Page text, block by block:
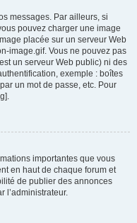
messages. Par ailleurs, si
pouvez charger une image
placée sur un serveur Web
image.gif. Vous ne pouvez pas
un serveur Web public) ni des
exemple : boîtes
un mot de passe, etc. Pour
importantes que vous
en haut de chaque forum et
de publier des annonces
l’administrateur.